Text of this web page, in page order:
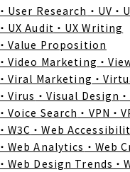
・User Research ・UV ・
・UX Audit ・UX Writing
・Value Proposition
・Video Marketing ・
・Viral Marketing ・
・Virus ・Visual Design
・Voice Search ・VPN ・
・W3C ・Web
・Web Analytics ・Web
・Web Design Trends ・